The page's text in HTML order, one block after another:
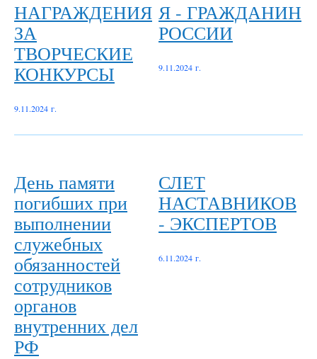
НАГРАЖДЕНИЯ
ЗА
ТВОРЧЕСКИЕ
КОНКУРСЫ
9.11.2024 г.
Я - ГРАЖДАНИН
РОССИИ
9.11.2024 г.
День памяти
погибших при
выполнении
служебных
обязанностей
сотрудников
органов
внутренних дел
РФ
СЛЕТ
НАСТАВНИКОВ
- ЭКСПЕРТОВ
6.11.2024 г.